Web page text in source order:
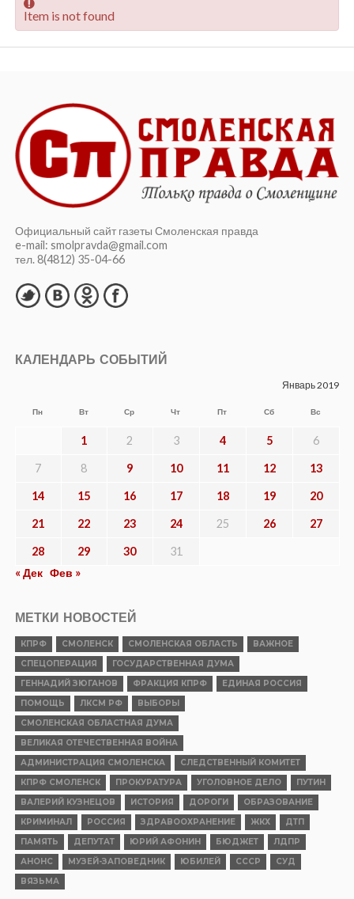
Item is not found
Официальный сайт газеты Смоленская правда
e-mail: smolpravda@gmail.com
тел. 8(4812) 35-04-66
КАЛЕНДАРЬ СОБЫТИЙ
Январь 2019
Пн Вт Ср Чт Пт Сб Вс
1 2 3 4 5 6
7 8 9 10 11 12 13
14 15 16 17 18 19 20
21 22 23 24 25 26 27
28 29 30
31
« Дек Фев »
МЕТКИ НОВОСТЕЙ
КПРФ СМОЛЕНСК СМОЛЕНСКАЯ ОБЛАСТЬ
ВАЖНОЕ
СПЕЦОПЕРАЦИЯ
ГОСУДАРСТВЕННАЯ ДУМА
ГЕННАДИЙ ЗЮГАНОВ
ФРАКЦИЯ КПРФ
ЕДИНАЯ РОССИЯ
ПОМОЩЬ
ЛКСМ РФ
ВЫБОРЫ
СМОЛЕНСКАЯ ОБЛАСТНАЯ ДУМА
ВЕЛИКАЯ ОТЕЧЕСТВЕННАЯ ВОЙНА
АДМИНИСТРАЦИЯ СМОЛЕНСКА
СЛЕДСТВЕННЫЙ КОМИТЕТ
КПРФ СМОЛЕНСК
ПРОКУРАТУРА УГОЛОВНОЕ ДЕЛО
ПУТИН
ВАЛЕРИЙ КУЗНЕЦОВ
ИСТОРИЯ ДОРОГИ
ОБРАЗОВАНИЕ
КРИМИНАЛ
РОССИЯ ЗДРАВООХРАНЕНИЕ ЖКХ
ДТП
ПАМЯТЬ
ДЕПУТАТ ЮРИЙ АФОНИН БЮДЖЕТ
ЛДПР
АНОНС
МУЗЕЙ-ЗАПОВЕДНИК ЮБИЛЕЙ СССР
СУД
ВЯЗЬМА